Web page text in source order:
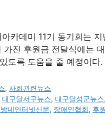
데미 11기 동기회는
진 후원금 전달식에는
도록 도움을 줄 예정이
,사회관련뉴스
대구달서구뉴스,대구달성군뉴스
네인터넷신문, 장애인협회, 후